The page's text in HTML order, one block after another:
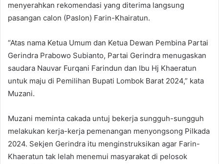
menyerahkan rekomendasi yang diterima langsung
pasangan calon (Paslon) Farin-Khairatun.
“Atas nama Ketua Umum dan Ketua Dewan Pembina Partai
Gerindra Prabowo Subianto, Partai Gerindra menugaskan
saudara Nauvar Furqani Farindun dan Ibu Hj Khaeratun
untuk maju di Pemilihan Bupati Lombok Barat 2024,” kata
Muzani.
Muzani meminta cakada untuj bekerja sungguh-sungguh
melakukan kerja-kerja pemenangan menyongsong Pilkada
2024. Sekjen Gerindra itu menginstruksikan agar Farin-
Khaeratun tak lelah menemui masyarakat di pelosok